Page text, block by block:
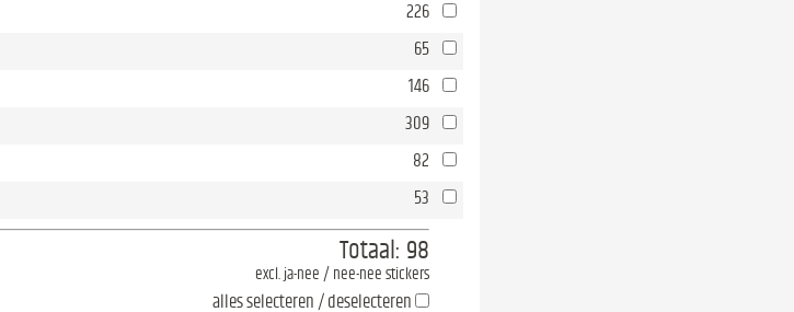
226
65
146
309
82
53
Totaal: 98
excl. ja-nee / nee-nee stickers
alles selecteren / deselecteren